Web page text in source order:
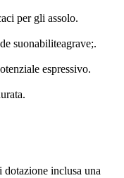
per gli assolo.
suonabiliteagrave;.
espressivo.
dotazione inclusa una